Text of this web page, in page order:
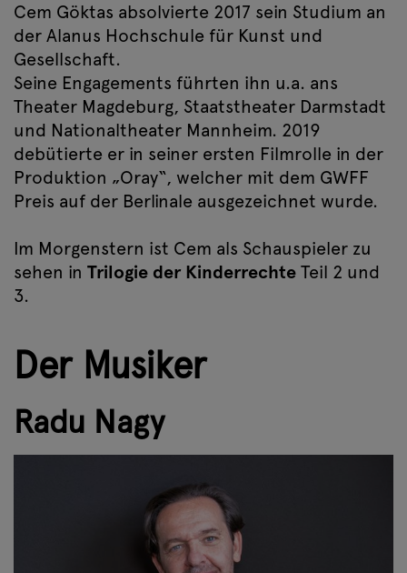
Cem Göktas absolvierte 2017 sein Studium an
der Alanus Hochschule für Kunst und
Gesellschaft.
Seine Engagements führten ihn u.a. ans
Theater Magdeburg, Staatstheater Darmstadt
und Nationaltheater Mannheim. 2019
debütierte er in seiner ersten Filmrolle in der
Produktion „Oray“, welcher mit dem GWFF
Preis auf der Berlinale ausgezeichnet wurde.
Im Morgenstern ist Cem als Schauspieler zu
sehen in Trilogie der Kinderrechte Teil 2 und
3.
Der Musiker
Radu Nagy